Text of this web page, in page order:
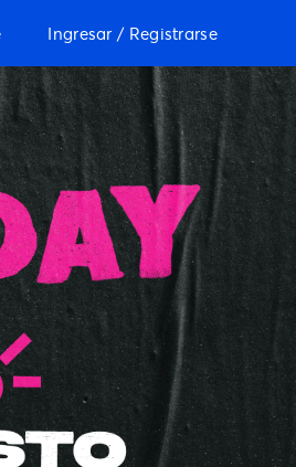
Ingresar / Registrarse